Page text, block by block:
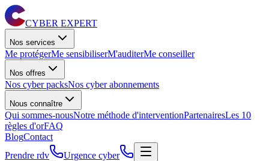
CYBER EXPERT
Nos services
Me protégerMe sensibiliserM'auditerMe conseiller
Nos offres
Nos cyber packsNos cyber abonnements
Nous connaître
Qui sommes-nousNotre méthode d'interventionPartenairesLes 10
règles d'orFAQ
BlogContact
Prendre rdv
Urgence cyber